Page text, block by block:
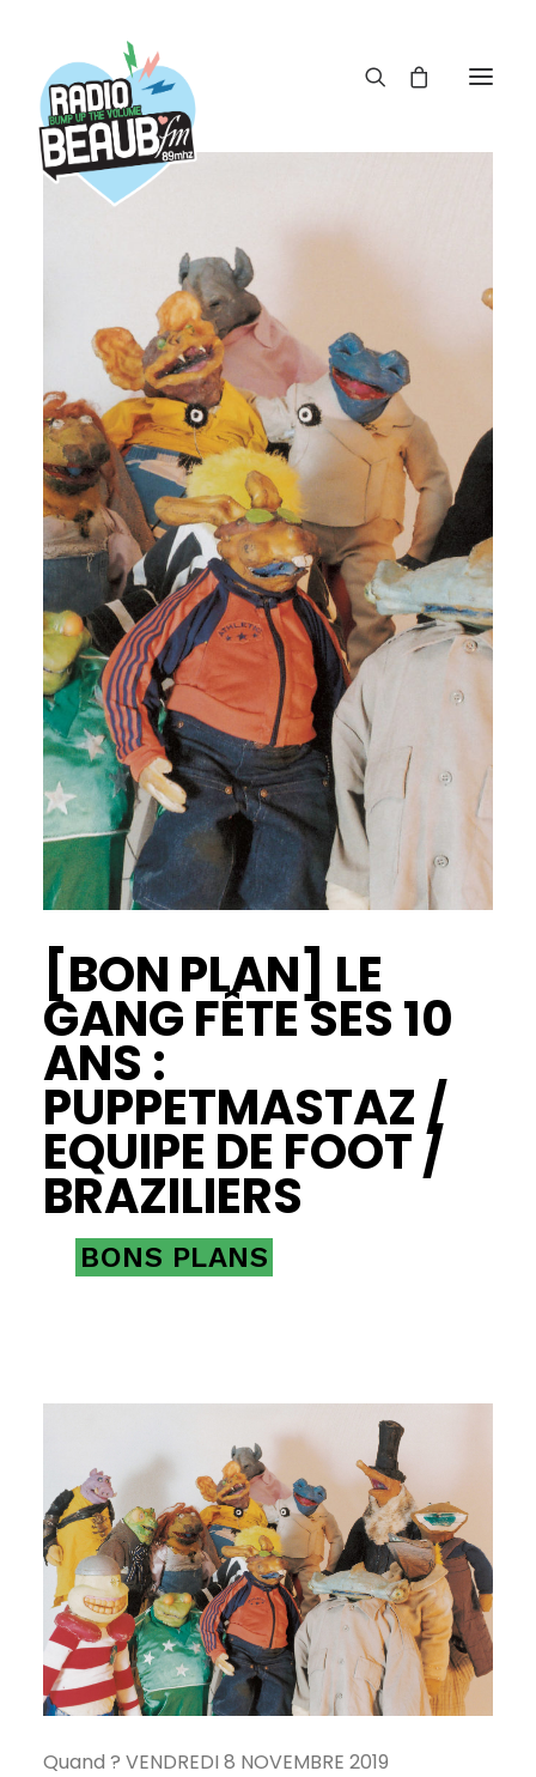
ÉMISSIONS
BOUTIQUE
[BON PLAN] LE
GANG FÊTE SES 10
ANS :
PUPPETMASTAZ /
EQUIPE DE FOOT /
BRAZILIERS
BONS PLANS
Quand ? VENDREDI 8 NOVEMBRE 2019